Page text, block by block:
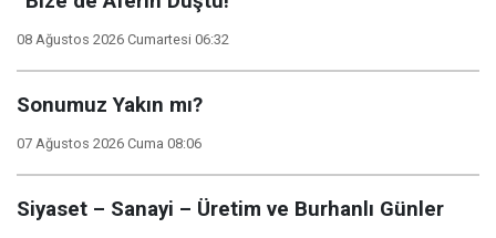
08 Ağustos 2026 Cumartesi 06:32
Sonumuz Yakın mı?
07 Ağustos 2026 Cuma 08:06
Siyaset – Sanayi – Üretim ve Burhanlı Günler